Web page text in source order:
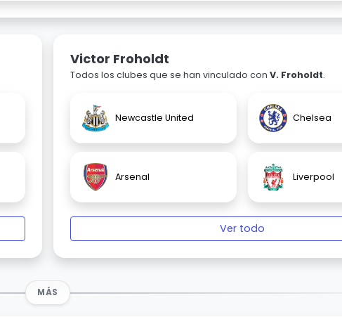
Victor Froholdt
Todos los clubes que se han vinculado con V. Froholdt.
Newcastle United Chelsea
Arsenal Liverpool
Ver todo
MÁS